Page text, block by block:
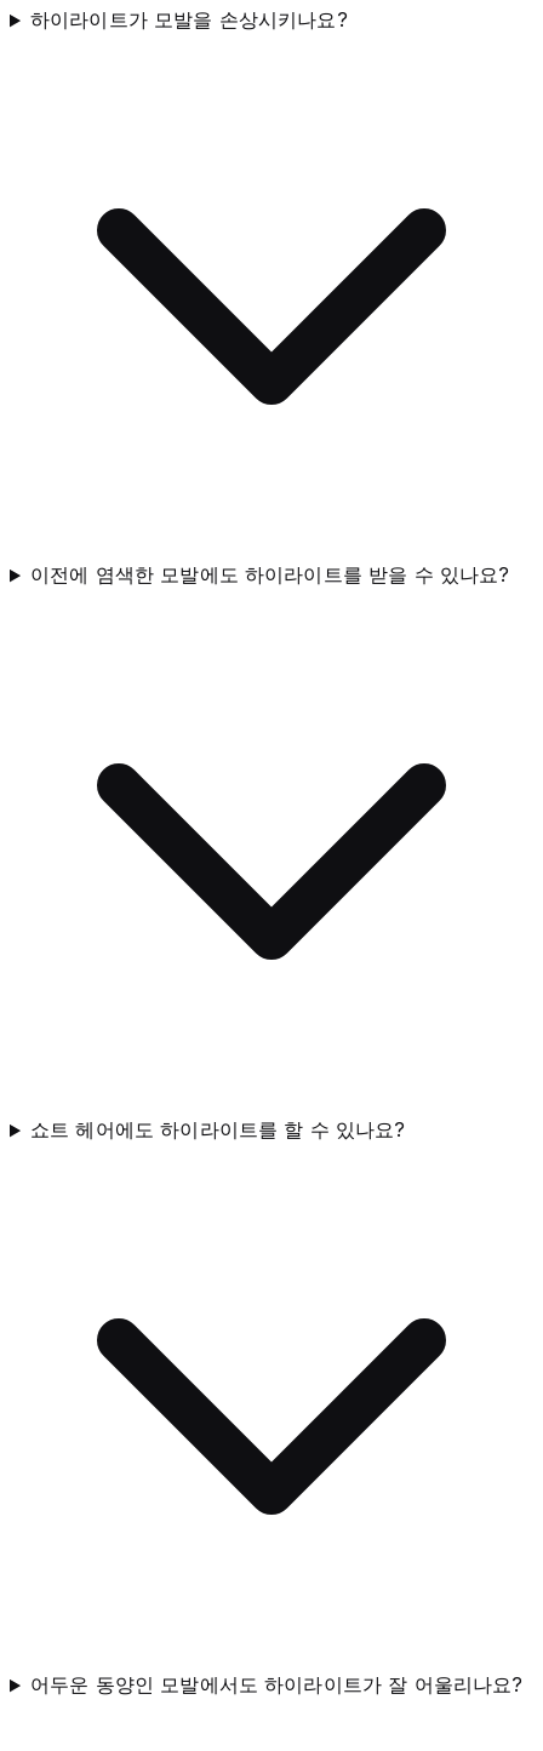
하이라이트가 모발을 손상시키나요?
이전에 염색한 모발에도 하이라이트를 받을 수 있나요?
쇼트 헤어에도 하이라이트를 할 수 있나요?
어두운 동양인 모발에서도 하이라이트가 잘 어울리나요?